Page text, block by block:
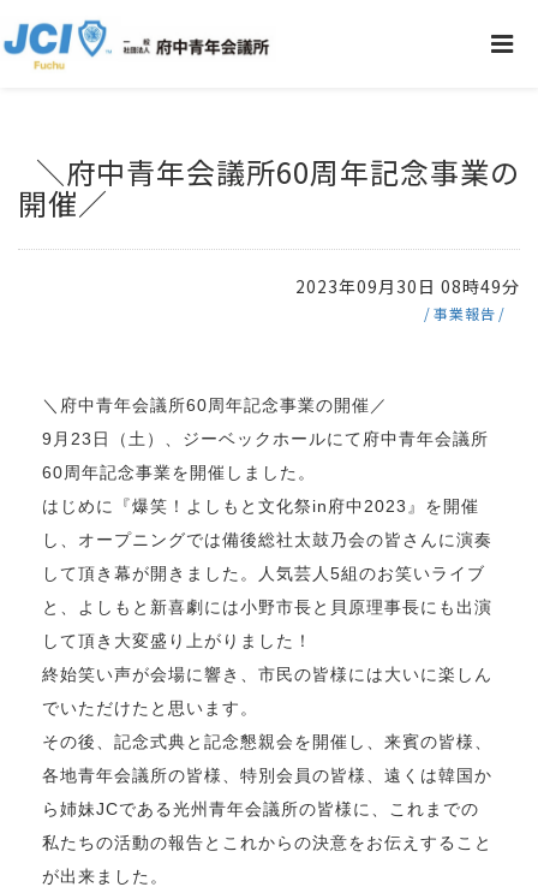
＼府中青年会議所60周年記念事業の
開催／
2023年09月30日 08時49分
事業報告
＼府中青年会議所60周年記念事業の開催／
9月23日（土）、ジーベックホールにて府中青年会議所
60周年記念事業を開催しました。
はじめに『爆笑！よしもと文化祭in府中2023』を開催
し、オープニングでは備後総社太鼓乃会の皆さんに演奏
して頂き幕が開きました。人気芸人5組のお笑いライブ
と、よしもと新喜劇には小野市長と貝原理事長にも出演
して頂き大変盛り上がりました！
終始笑い声が会場に響き、市民の皆様には大いに楽しん
でいただけたと思います。
その後、記念式典と記念懇親会を開催し、来賓の皆様、
各地青年会議所の皆様、特別会員の皆様、遠くは韓国か
ら姉妹JCである光州青年会議所の皆様に、これまでの
私たちの活動の報告とこれからの決意をお伝えすること
が出来ました。